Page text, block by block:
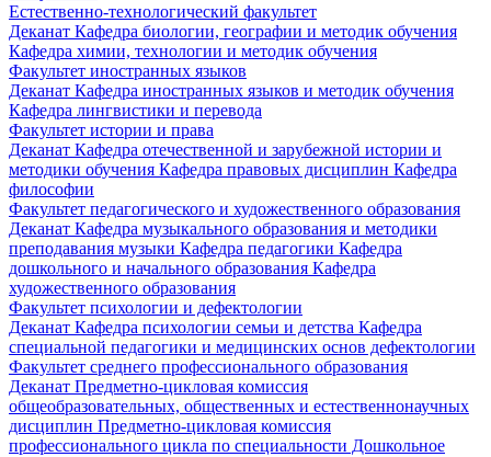
Естественно-технологический факультет
Деканат Кафедра биологии, географии и методик обучения
Кафедра химии, технологии и методик обучения
Факультет иностранных языков
Деканат Кафедра иностранных языков и методик обучения
Кафедра лингвистики и перевода
Факультет истории и права
Деканат Кафедра отечественной и зарубежной истории и
методики обучения Кафедра правовых дисциплин Кафедра
философии
Факультет педагогического и художественного образования
Деканат Кафедра музыкального образования и методики
преподавания музыки Кафедра педагогики Кафедра
дошкольного и начального образования Кафедра
художественного образования
Факультет психологии и дефектологии
Деканат Кафедра психологии семьи и детства Кафедра
специальной педагогики и медицинских основ дефектологии
Факультет среднего профессионального образования
Деканат Предметно-цикловая комиссия
общеобразовательных, общественных и естественнонаучных
дисциплин Предметно-цикловая комиссия
профессионального цикла по специальности Дошкольное